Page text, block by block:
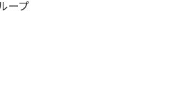
ープ